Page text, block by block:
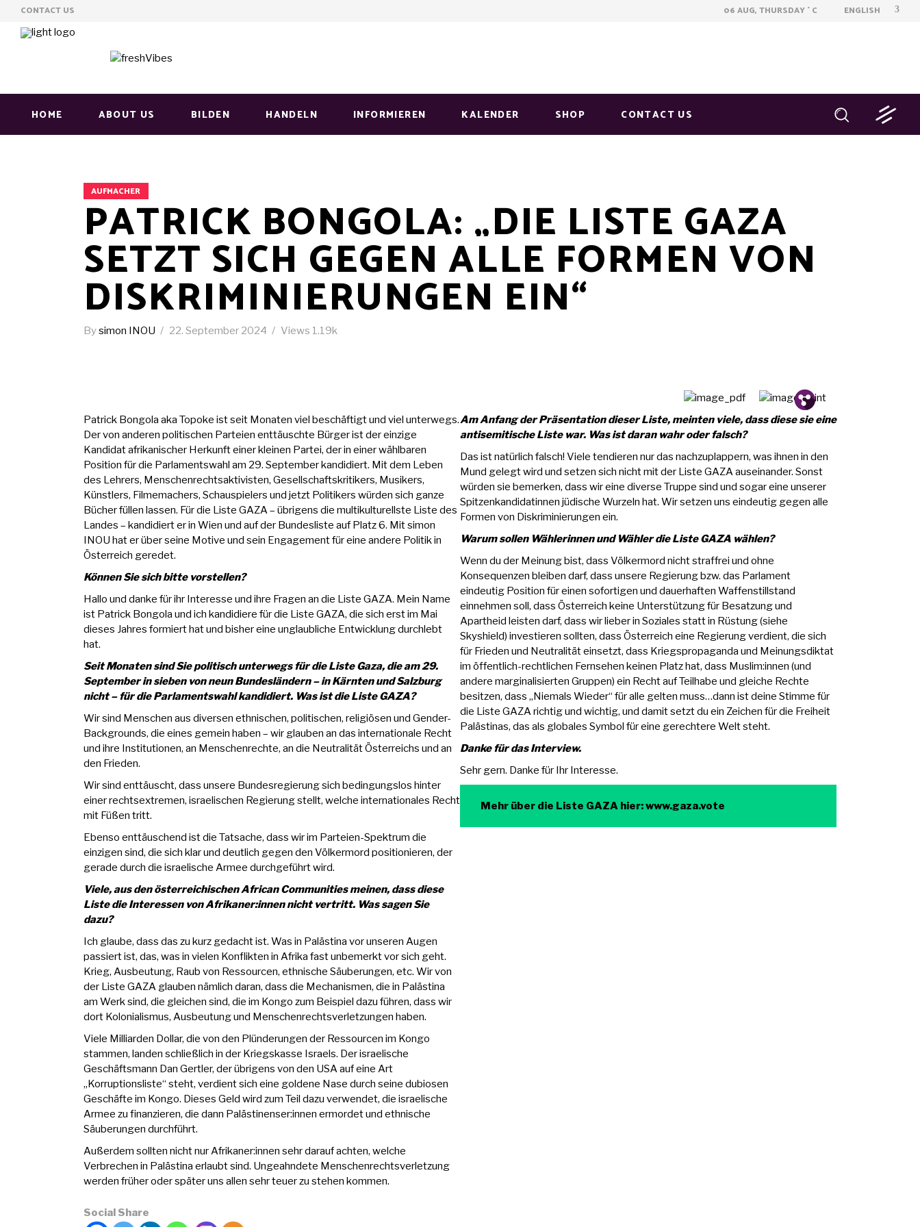
CONTACT US 06 AUG, THURSDAY ° C ENGLISH
HOME ABOUT US BILDEN HANDELN INFORMIEREN KALENDER SHOP CONTACT US
AUFMACHER
PATRICK BONGOLA: „DIE LISTE GAZA
SETZT SICH GEGEN ALLE FORMEN VON
DISKRIMINIERUNGEN EIN“
Bysimon INOU 22. September 2024 Views 1.19k
Fb.
Tw.
Pin.
Patrick Bongola aka Topoke ist seit Monaten viel beschäftigt und viel unterwegs.
Der von anderen politischen Parteien enttäuschte Bürger ist der einzige
Kandidat afrikanischer Herkunft einer kleinen Partei, der in einer wählbaren
Position für die Parlamentswahl am 29. September kandidiert. Mit dem Leben
des Lehrers, Menschenrechtsaktivisten, Gesellschaftskritikers, Musikers,
Künstlers, Filmemachers, Schauspielers und jetzt Politikers würden sich ganze
Bücher füllen lassen. Für die Liste GAZA– übrigens die multikulturellste Liste des
Landes – kandidiert er in Wien und auf der Bundesliste auf Platz 6. Mit simon
INOU hat er über seine Motive und sein Engagement für eine andere Politik in
Österreich geredet.
⁠Können Sie sich bitte vorstellen?
Hallo und danke für ihr Interesse und ihre Fragen an die Liste GAZA. Mein Name
ist Patrick Bongola und ich kandidiere für die Liste GAZA, die sich erst im Mai
dieses Jahres formiert hat und bisher eine unglaubliche Entwicklung durchlebt
hat.
⁠Seit Monaten sind Sie politisch unterwegs für die Liste Gaza, die am 29.
September in sieben von neun Bundesländern – in Kärnten und Salzburg
nicht – für die Parlamentswahl kandidiert. Was ist die Liste GAZA?
Wir sind Menschen aus diversen ethnischen, politischen, religiösen und Gender-
Backgrounds, die eines gemein haben – wir glauben an das internationale Recht
und ihre Institutionen, an Menschenrechte, an die Neutralität Österreichs und an
den Frieden.
Wir sind enttäuscht, dass unsere Bundesregierung sich bedingungslos hinter
einer rechtsextremen, israelischen Regierung stellt, welche internationales Recht
mit Füßen tritt.
Ebenso enttäuschend ist die Tatsache, dass wir im Parteien-Spektrum die
einzigen sind, die sich klar und deutlich gegen den Völkermord positionieren, der
gerade durch die israelische Armee durchgeführt wird.
Viele, aus den österreichischen African Communities meinen, dass diese
Liste die Interessen von Afrikaner:innen nicht vertritt. Was sagen Sie
dazu?
Ich glaube, dass das zu kurz gedacht ist. Was in Palästina vor unseren Augen
passiert ist, das, was in vielen Konflikten in Afrika fast unbemerkt vor sich geht.
Krieg, Ausbeutung, Raub von Ressourcen, ethnische Säuberungen, etc. Wir von
der Liste GAZA glauben nämlich daran, dass die Mechanismen, die in Palästina
am Werk sind, die gleichen sind, die im Kongo zum Beispiel dazu führen, dass wir
dort Kolonialismus, Ausbeutung und Menschenrechtsverletzungen haben.
Viele Milliarden Dollar, die von den Plünderungen der Ressourcen im Kongo
stammen, landen schließlich in der Kriegskasse Israels. Der israelische
Geschäftsmann Dan Gertler, der übrigens von den USA auf eine Art
„Korruptionsliste“ steht, verdient sich eine goldene Nase durch seine dubiosen
Geschäfte im Kongo. Dieses Geld wird zum Teil dazu verwendet, die israelische
Armee zu finanzieren, die dann Palästinenser:innen ermordet und ethnische
Säuberungen durchführt.
Außerdem sollten nicht nur Afrikaner:innen sehr darauf achten, welche
Verbrechen in Palästina erlaubt sind. Ungeahndete Menschenrechtsverletzung
werden früher oder später uns allen sehr teuer zu stehen kommen.
Am Anfang der Präsentation dieser Liste, meinten viele, dass diese sie eine
antisemitische Liste war. Was ist daran wahr oder falsch?
Das ist natürlich falsch! Viele tendieren nur das nachzuplappern, was ihnen in den
Mund gelegt wird und setzen sich nicht mit der Liste GAZA auseinander. Sonst
würden sie bemerken, dass wir eine diverse Truppe sind und sogar eine unserer
Spitzenkandidatinnen jüdische Wurzeln hat. Wir setzen uns eindeutig gegen alle
Formen von Diskriminierungen ein.
Warum sollen Wählerinnen und Wähler die Liste GAZA wählen?
Wenn du der Meinung bist, dass Völkermord nicht straffrei und ohne
Konsequenzen bleiben darf, dass unsere Regierung bzw. das Parlament
eindeutig Position für einen sofortigen und dauerhaften Waffenstillstand
einnehmen soll, dass Österreich keine Unterstützung für Besatzung und
Apartheid leisten darf, dass wir lieber in Soziales statt in Rüstung (siehe
Skyshield) investieren sollten, dass Österreich eine Regierung verdient, die sich
für Frieden und Neutralität einsetzt, dass Kriegspropaganda und Meinungsdiktat
im öffentlich-rechtlichen Fernsehen keinen Platz hat, dass Muslim:innen (und
andere marginalisierten Gruppen) ein Recht auf Teilhabe und gleiche Rechte
besitzen, dass „Niemals Wieder“ für alle gelten muss…dann ist deine Stimme für
die Liste GAZA richtig und wichtig, und damit setzt du ein Zeichen für die Freiheit
Palästinas, das als globales Symbol für eine gerechtere Welt steht.
Danke für das Interview.
Sehr gern. Danke für Ihr Interesse.
Mehr über die Liste GAZA hier: www.gaza.vote
Social Share